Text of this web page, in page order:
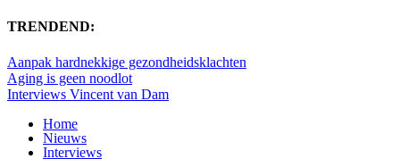
TRENDEND:
Aanpak hardnekkige gezondheidsklachten
Aging is geen noodlot
Interviews Vincent van Dam
Home
Nieuws
Interviews